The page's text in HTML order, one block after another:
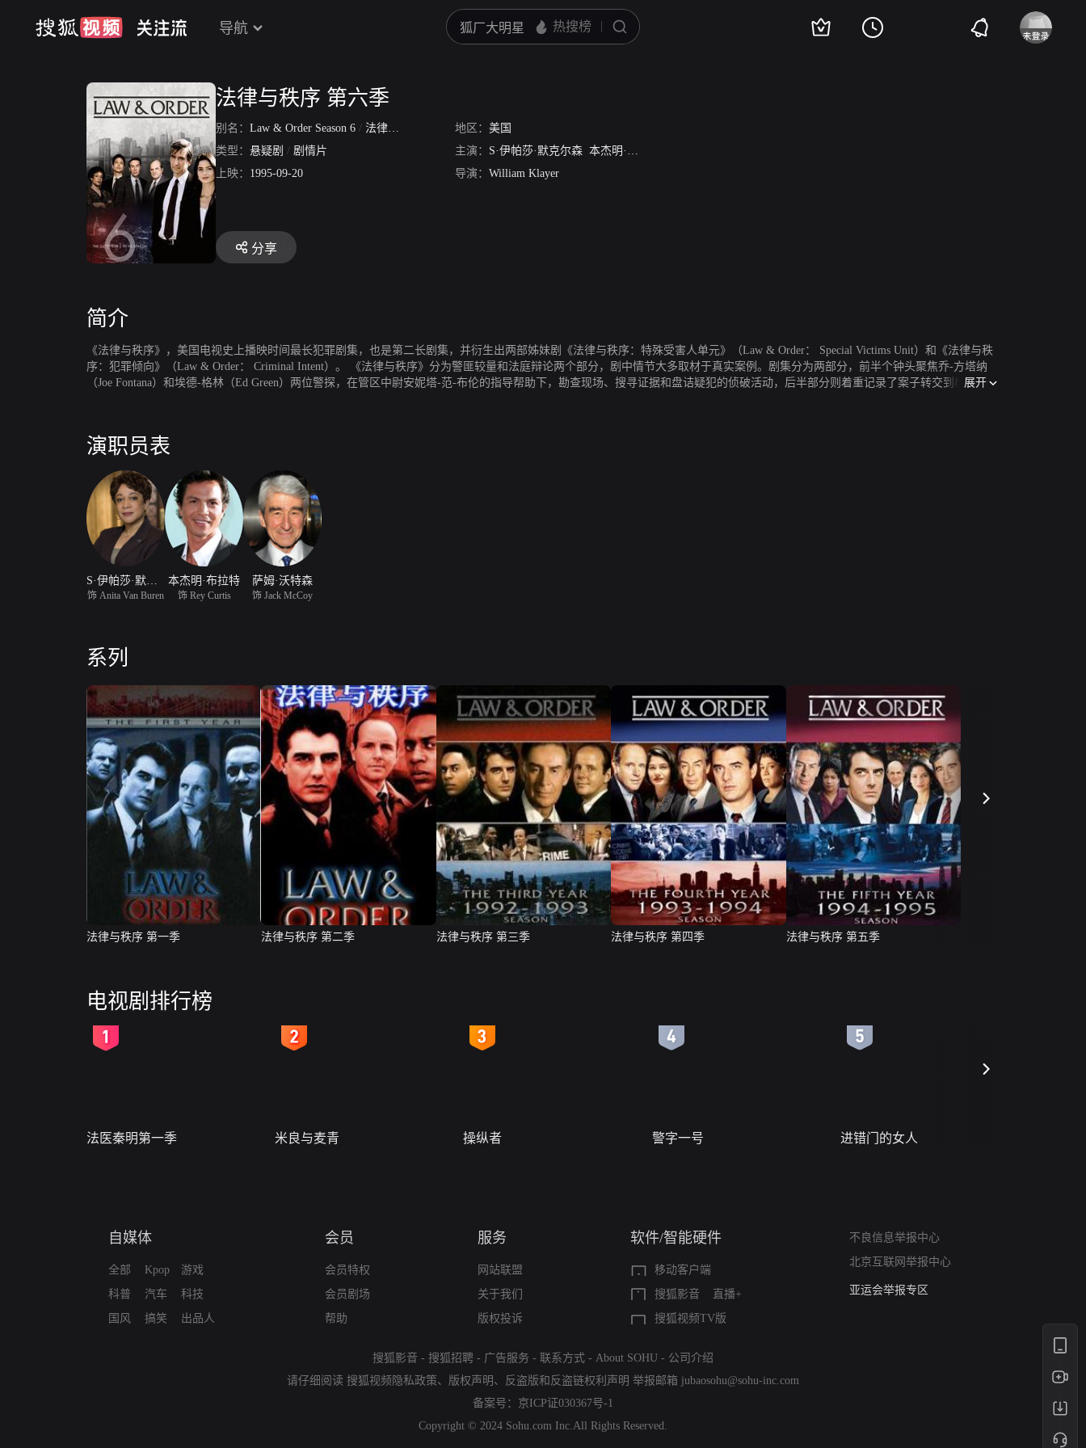
导航
法律与秩序 第六季
别名： Law & Order Season 6 / 法律与秩序第6季 地区： 美国
类型： 悬疑剧 / 剧情片 主演： S·伊帕莎·默克尔森 本杰明·布拉特
上映： 1995-09-20 导演： William Klayer
分享
简介
《法律与秩序》，美国电视史上播映时间最长犯罪剧集，也是第二长剧集，并衍生出两部姊妹剧《法律与秩序：特殊受害人单元》（Law & Order： Special Victims Unit）和《法律与秩
序：犯罪倾向》（Law & Order： Criminal Intent）。 《法律与秩序》分为警匪较量和法庭辩论两个部分，剧中情节大多取材于真实案例。剧集分为两部分，前半个钟头聚焦乔-方塔纳
（Joe Fontana）和埃德-格林（Ed Green）两位警探，在管区中尉安妮塔-范-布伦的指导帮助下，勘查现场、搜寻证据和盘诘疑犯的侦破活动，后半部分则着重记录了案子转交到检察官手
展开
演职员表
饰 Anita Van Buren
本杰明·布拉特
饰 Rey Curtis
萨姆·沃特森
饰 Jack McCoy
系列
法律与秩序 第一季 法律与秩序 第二季 法律与秩序 第三季 法律与秩序 第四季 法律与秩序 第五季
电视剧排行榜
法医秦明第一季 米良与麦青 操纵者 警字一号 进错门的女人
自媒体
全部
科普
国风
Kpop
汽车
搞笑
游戏
科技
出品人
会员
会员特权
会员剧场
帮助
服务
网站联盟
关于我们
版权投诉
软件/智能硬件
移动客户端
搜狐影音
直播+
搜狐视频TV版
不良信息举报中心
北京互联网举报中心
算法推荐专项举报
亚运会举报专区
搜狐影音 - 搜狐招聘 - 广告服务 - 联系方式 - About SOHU - 公司介绍
请仔细阅读 搜狐视频隐私政策、 版权声明 、 反盗版和反盗链权利声明 举报邮箱 jubaosohu@sohu-inc.com
备案号： 京ICP证030367号-1
Copyright © 2024 Sohu.com Inc.All Rights Reserved.